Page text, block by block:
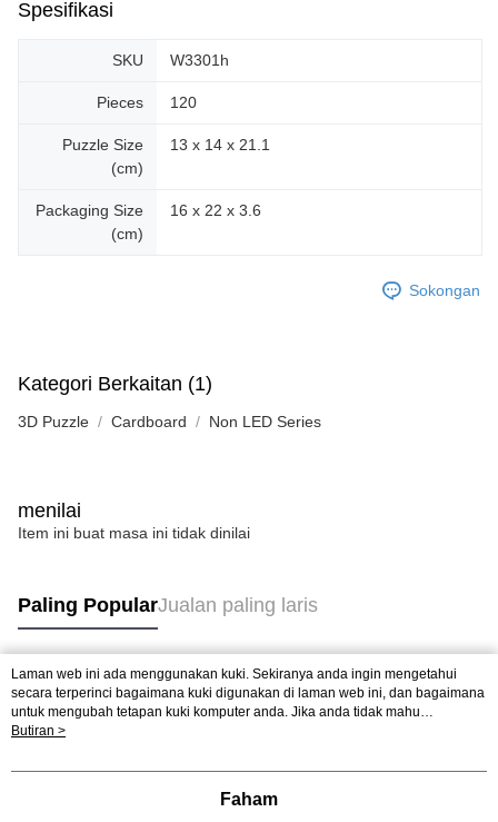
Spesifikasi
SKU W3301h
Pieces 120
Puzzle Size
(cm)
13 x 14 x 21.1
Packaging Size
(cm)
16 x 22 x 3.6
Sokongan
Kategori Berkaitan (1)
3D Puzzle Cardboard Non LED Series
menilai
Item ini buat masa ini tidak dinilai
Paling PopularJualan paling laris
Tag Popular
Jualan paling laris
Laman web ini ada menggunakan kuki. Sekiranya anda ingin mengetahui
secara terperinci bagaimana kuki digunakan di laman web ini, dan bagaimana
untuk mengubah tetapan kuki komputer anda. Jika anda tidak mahu
menggunakan kuki di komputer anda, sila rujuk penerangan mengenai kuki.
mengetahui secara terperinci bagaimana kuki digunakan di laman web ini,
mahu menggunakan kuki di komputer anda, sila rujuk penerangan mengenai
Butiran >
Faham